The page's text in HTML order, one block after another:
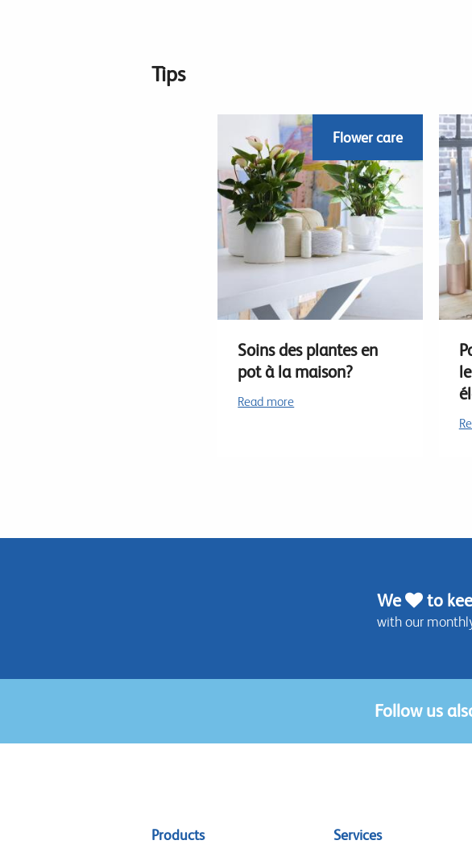
Tips
Flower care
Soins des plantes en
pot à la maison?
Read more
We to
with our
Follow us
Sitemap
Products
Services